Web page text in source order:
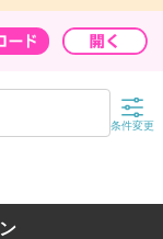
条件変更